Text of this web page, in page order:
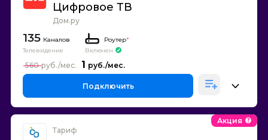
Цифровое ТВ
Дом.ру
135 Каналов
Телевидение
Роутер*
Включен
1
560
Подключить
Тариф
Акция